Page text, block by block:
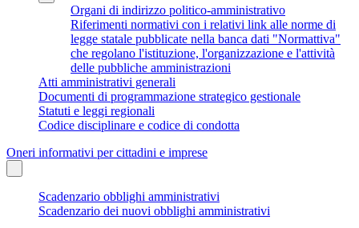
Organi di indirizzo politico-amministrativo
Riferimenti normativi con i relativi link alle norme di
legge statale pubblicate nella banca dati "Normattiva"
che regolano l'istituzione, l'organizzazione e l'attività
delle pubbliche amministrazioni
Atti amministrativi generali
Documenti di programmazione strategico gestionale
Statuti e leggi regionali
Codice disciplinare e codice di condotta
Oneri informativi per cittadini e imprese
Scadenzario obblighi amministrativi
Scadenzario dei nuovi obblighi amministrativi